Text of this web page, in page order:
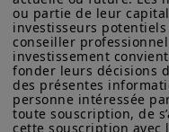
proche du
Zone
devrait
en 2026,
sur les produits figurant
indicatif et constituent
produits et services. Ces
peuvent évoluer dans le
Asset Management,
Votre accès à ce site est
réglementation française
ou partie de leur
investisseurs
conseiller
investissement
fonder leurs décisions
des présentes
personne intéressée
toute souscription, de
cette souscription avec